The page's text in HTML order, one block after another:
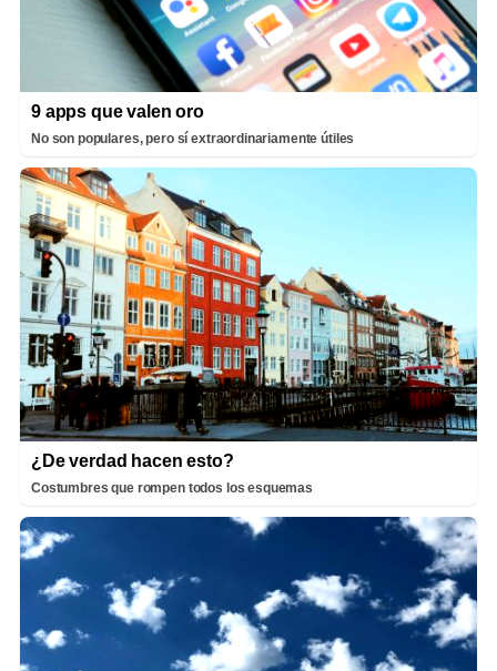
9 apps que valen oro
No son populares, pero sí extraordinariamente útiles
¿De verdad hacen esto?
Costumbres que rompen todos los esquemas